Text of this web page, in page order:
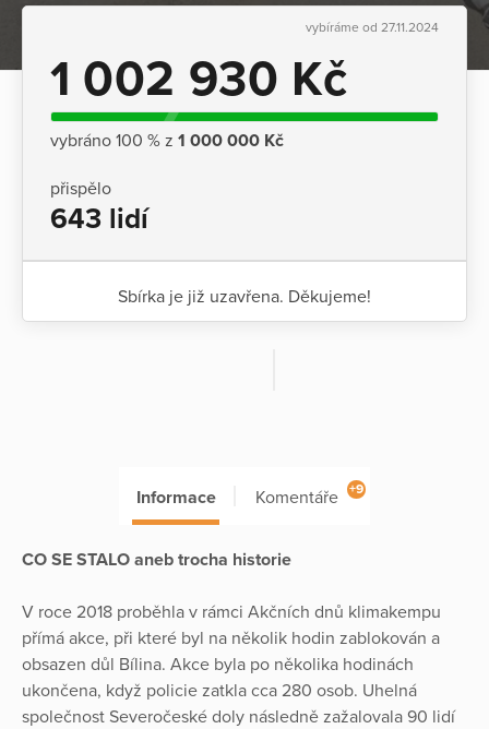
vybíráme od 27.11.2024
1 002 930 Kč
vybráno 100 % z 1 000 000 Kč
přispělo
643 lidí
Sbírka je již uzavřena. Děkujeme!
Informace Komentáře +9
CO SE STALO aneb trocha historie
V roce 2018 proběhla v rámci Akčních dnů klimakempu
přímá akce, při které byl na několik hodin zablokován a
obsazen důl Bílina. Akce byla po několika hodinách
ukončena, když policie zatkla cca 280 osob. Uhelná
společnost Severočeské doly následně zažalovala 90 lidí